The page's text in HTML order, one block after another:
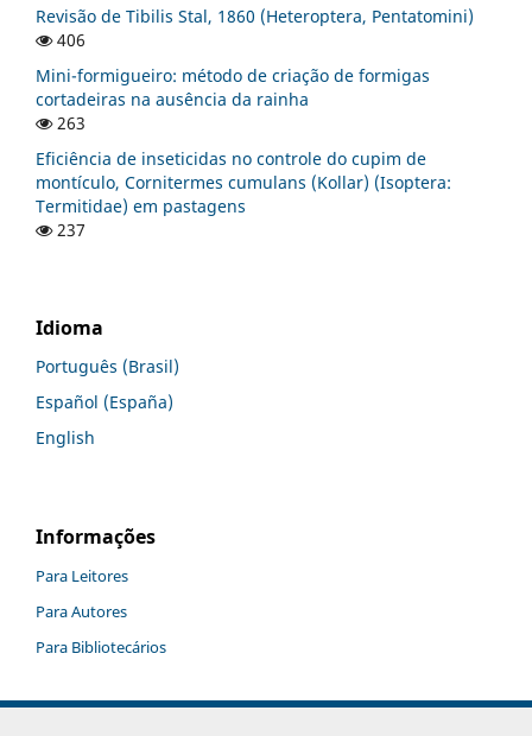
Revisão de Tibilis Stal, 1860 (Heteroptera, Pentatomini)
406
Mini-formigueiro: método de criação de formigas
cortadeiras na ausência da rainha
263
Eficiência de inseticidas no controle do cupim de
montículo, Cornitermes cumulans (Kollar) (Isoptera:
Termitidae) em pastagens
237
Idioma
Português (Brasil)
Español (España)
English
Informações
Para Leitores
Para Autores
Para Bibliotecários